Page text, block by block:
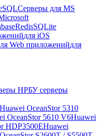
Серверы для MS
RedisSQLite
для iOS
Web приложенийдля
HPБУ серверы
Huawei OceanStor 5310
OceanStor 5610 V6Huawei
HDP3500EHuawei